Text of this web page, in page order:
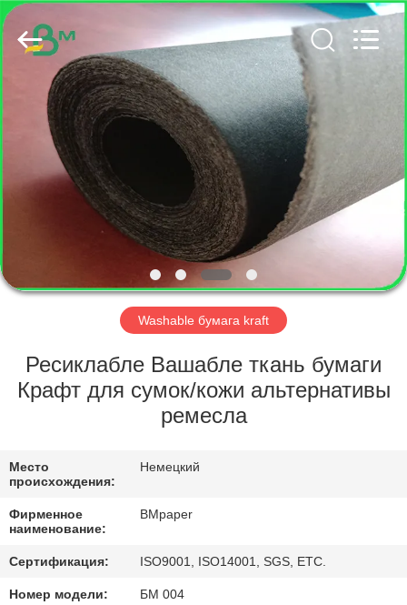
ДОМ
ПРОДУКТЫ
ПУТЕШЕСТВИЕ
ФАБРИКИ
ПРОВЕРКА
СВЯЖИТЕСЬ
МЫ
НОВОСТИ
GUANGZHOU
BMPAPER
CO.,
LTD..
Washable бумага kraft
Ресиклабле Вашабле ткань бумаги
Крафт для сумок/кожи альтернативы
ремесла
Место
происхождения:
Немецкий
Фирменное
наименование:
BMpaper
Сертификация: ISO9001, ISO14001, SGS, ETC.
Номер модели: БМ 004